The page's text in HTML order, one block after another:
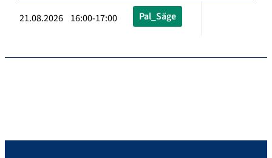
21.08.2026 16:00-17:00 Pal_Säge